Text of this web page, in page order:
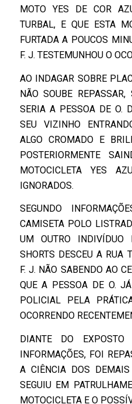
MOTO YES DE COR
TURBAL, E QUE ESTA
FURTADA A POUCOS
F. J. TESTEMUNHOU O
AO INDAGAR SOBRE
NÃO SOUBE
SERIA A PESSOA DE O.
SEU VIZINHO
ALGO CROMADO E
POSTERIORMENTE
MOTOCICLETA YES
IGNORADOS.
SEGUNDO
CAMISETA POLO
UM OUTRO INDIVÍDUO
SHORTS DESCEU A RUA
F. J. NÃO SABENDO AO
QUE A PESSOA DE O.
POLICIAL PELA
OCORRENDO
DIANTE DO
INFORMAÇÕES, FOI
A CIÊNCIA DOS
SEGUIU EM
MOTOCICLETA E O